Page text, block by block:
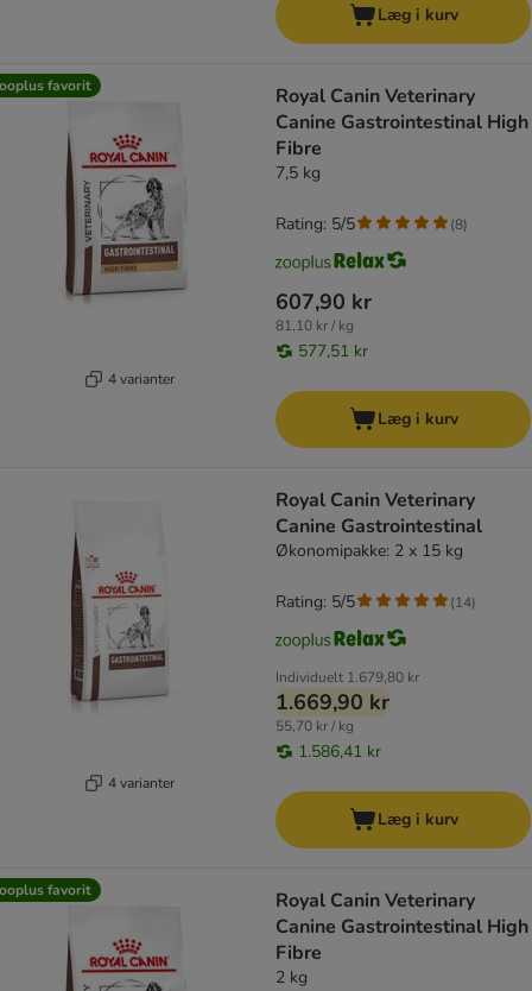
Læg i kurv
favorit
4 varianter
Royal Canin Veterinary
Canine Gastrointestinal High
Fibre
7,5 kg
607,90 kr
81,10 kr / kg
577,51 kr
Rating: 5/5 (8)
Læg i kurv
4 varianter
Royal Canin Veterinary
Canine Gastrointestinal
Økonomipakke: 2 x 15 kg
Individuelt 1.679,80 kr
1.669,90 kr
55,70 kr / kg
1.586,41 kr
Rating: 5/5 (14)
Læg i kurv
favorit
Royal Canin Veterinary
Canine Gastrointestinal High
Fibre
2 kg